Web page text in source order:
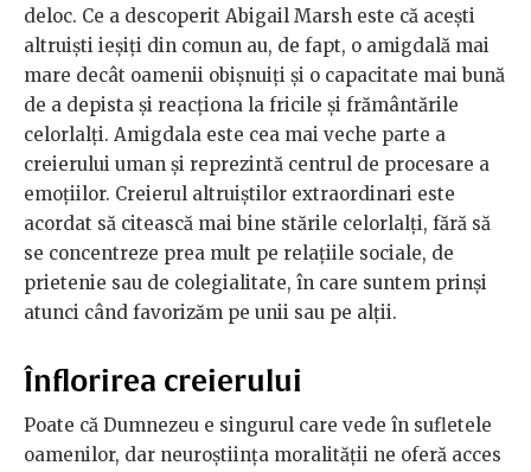
deloc. Ce a descoperit Abigail Marsh este că acești
altruiști ieșiți din comun au, de fapt, o amigdală mai
mare decât oamenii obișnuiți și o capacitate mai bună
de a depista și reacționa la fricile și frământările
celorlalți. Amigdala este cea mai veche parte a
creierului uman și reprezintă centrul de procesare a
emoțiilor. Creierul altruiștilor extraordinari este
acordat să citească mai bine stările celorlalți, fără să
se concentreze prea mult pe relațiile sociale, de
prietenie sau de colegialitate, în care suntem prinși
atunci când favorizăm pe unii sau pe alții.
Înflorirea creierului
Poate că Dumnezeu e singurul care vede în sufletele
oamenilor, dar neuroștiința moralității ne oferă acces